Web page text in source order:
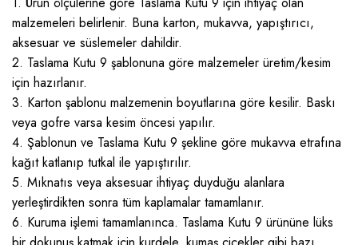
malzemeleri belirlenir. Buna karton, mukavva, yapıştırıcı,
aksesuar ve süslemeler dahildir.
2. Taslama Kutu 9 şablonuna göre malzemeler üretim/kesim
için hazırlanır.
3. Karton şablonu malzemenin boyutlarına göre kesilir. Baskı
veya gofre varsa kesim öncesi yapılır.
4. Şablonun ve Taslama Kutu 9 şekline göre mukavva etrafına
kağıt katlanıp tutkal ile yapıştırılır.
5. Mıknatıs veya aksesuar ihtiyaç duyduğu alanlara
yerleştirdikten sonra tüm kaplamalar tamamlanır.
6. Kuruma işlemi tamamlanınca. Taslama Kutu 9 ürününe lüks